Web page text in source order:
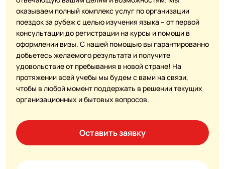
оказываем полный комплекс услуг по организации
поездок за рубеж с целью изучения языка – от первой
консультации до регистрации на курсы и помощи в
оформлении визы. С нашей помощью вы гарантированно
добьетесь желаемого результата и получите
удовольствие от пребывания в новой стране! На
протяжении всей учебы мы будем с вами на связи,
чтобы в любой момент поддержать в решении текущих
организационных и бытовых вопросов.
Оставить заявку